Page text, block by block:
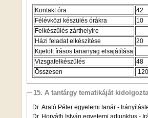
Kontakt óra
42
Félévközi készülés órákra
10
Felkészülés zárthelyire
Házi feladat elkészítése
20
Kijelölt írásos tananyag elsajátítása
Vizsgafelkészülés
48
Összesen
120
15. A tantárgy tematikáját kidolgozta
Dr. Arató Péter egyetemi tanár -
Dr. Horváth István egyetemi adjunktus -